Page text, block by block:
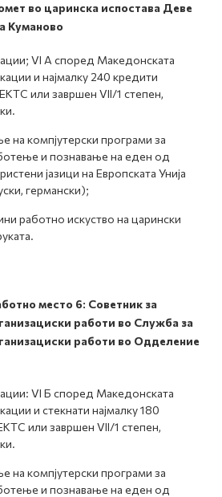
во царинска испостава Деве
Куманово
VI A според Македонската
и најмалку 240 кредити
или завршен VII/1 степен,
на компјутерски програми за
и познавање на еден од
јазици на Европската Унија
германски);
работно искуство на царински
место 6: Советник за
работи во Служба за
работи во Одделение
VI Б според Македонската
и стекнати најмалку 180
или завршен VII/1 степен,
на компјутерски програми за
и познавање на еден од